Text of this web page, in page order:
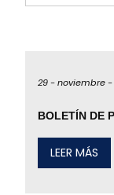
29 -noviembre -
BOLETÍN DE
LEER MÁS